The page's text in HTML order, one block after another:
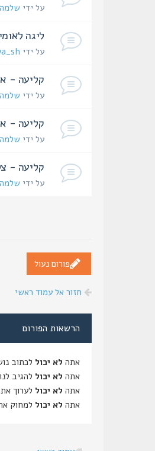
על ידי
ליגה לאומית 0.22
על ידי
קליעה -
על ידי
קליעה -
על ידי
קליעה - צלחות
על ידי
פורום נעול
חזור אל עמוד ראשי
הרשאות הפורום
אתה לא יכול לכתוב
אתה לא יכול להגיב
אתה לא יכול לערוך
אתה לא יכול למחוק